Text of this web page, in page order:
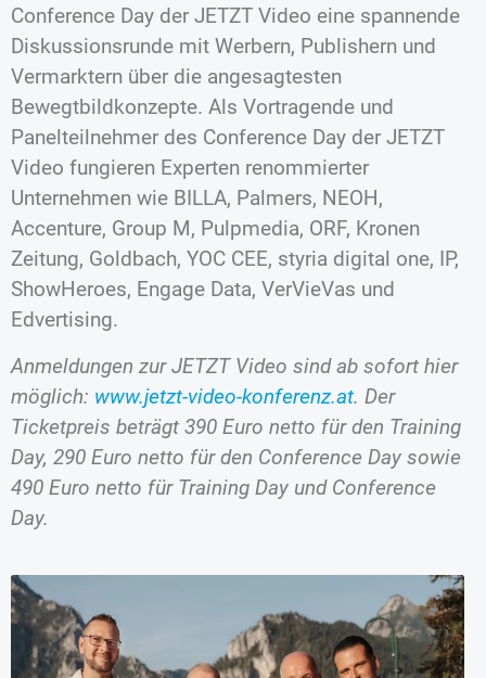
Conference Day der JETZT Video eine spannende
Diskussionsrunde mit Werbern, Publishern und
Vermarktern über die angesagtesten
Bewegtbildkonzepte. Als Vortragende und
Panelteilnehmer des Conference Day der JETZT
Video fungieren Experten renommierter
Unternehmen wie BILLA, Palmers, NEOH,
Accenture, Group M, Pulpmedia, ORF, Kronen
Zeitung, Goldbach, YOC CEE, styria digital one, IP,
ShowHeroes, Engage Data, VerVieVas und
Edvertising.
Anmeldungen zur JETZT Video sind ab sofort hier
möglich: www.jetzt-video-konferenz.at. Der
Ticketpreis beträgt 390 Euro netto für den Training
Day, 290 Euro netto für den Conference Day sowie
490 Euro netto für Training Day und Conference
Day.